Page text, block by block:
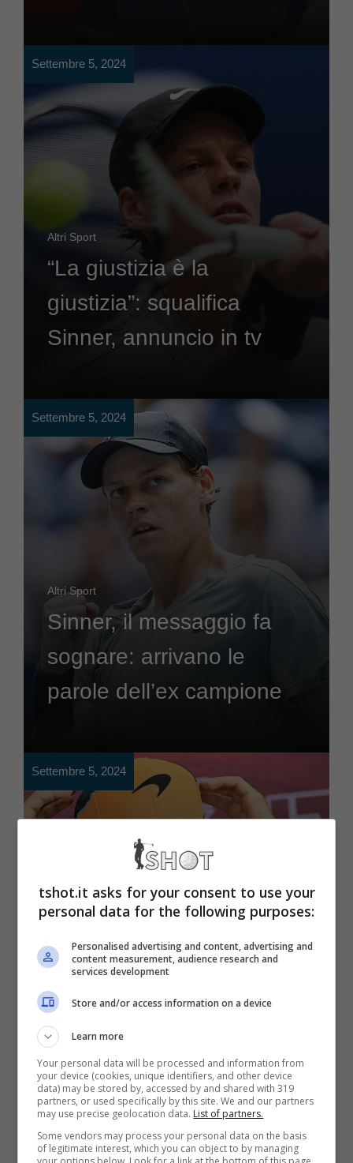
Settembre 5, 2024
Altri Sport
“La giustizia è la
giustizia”: squalifica
Sinner, annuncio in tv
Settembre 5, 2024
Altri Sport
Sinner, il messaggio fa
sognare: arrivano le
parole dell’ex campione
Settembre 5, 2024
Motori
Norris è maledetto: ora
non ci sono più dubbi
tshot.it asks for your consent to use your
personal data for the following purposes:
Personalised advertising and content, advertising and
content measurement, audience research and
services development
Store and/or access information on a device
Learn more
Your personal data will be processed and information from
your device (cookies, unique identifiers, and other device
data) may be stored by, accessed by and shared with 319
partners, or used specifically by this site. We and our partners
may use precise geolocation data. List of partners.
Some vendors may process your personal data on the basis
of legitimate interest, which you can object to by managing